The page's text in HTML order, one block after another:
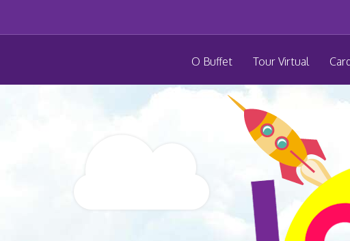
O Buffet Tour Virtual